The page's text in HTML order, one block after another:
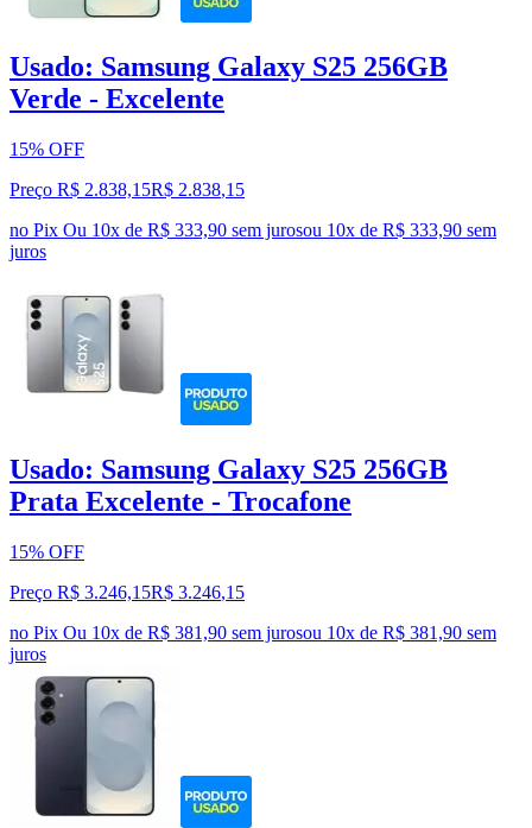
Usado: Samsung Galaxy S25 256GB
Verde - Excelente
15% OFF
Preço R$ 2.838,15R$ 2.838,15
no Pix Ou 10x de R$ 333,90 sem jurosou 10x de R$ 333,90 sem
juros
Usado: Samsung Galaxy S25 256GB
Prata Excelente - Trocafone
15% OFF
Preço R$ 3.246,15R$ 3.246,15
no Pix Ou 10x de R$ 381,90 sem jurosou 10x de R$ 381,90 sem
juros